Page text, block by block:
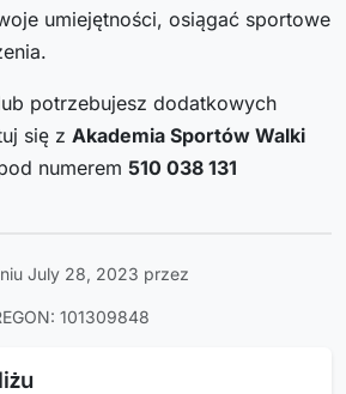
umiejętności, osiągać sportowe
potrzebujesz dodatkowych
się z Akademia Sportów Walki
numerem 510 038 131
July 28, 2023 przez
101309848